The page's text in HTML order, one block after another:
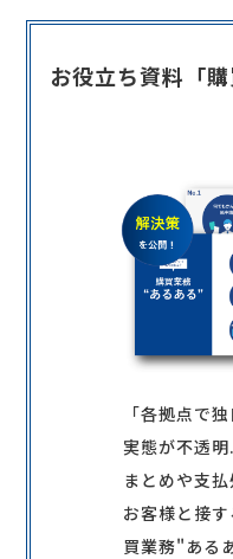
お役立ち資料「
「各拠点で
実態が不透
まとめや支払
お客様と接
買業務"ある